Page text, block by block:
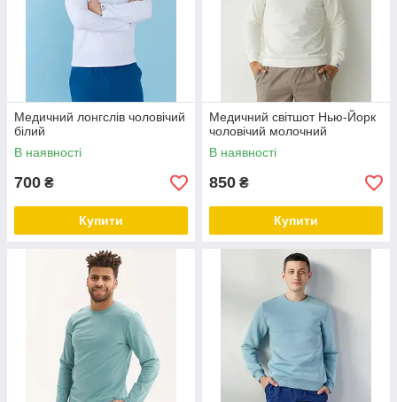
Медичний лонгслів чоловічий
білий
В наявності
700 ₴
Купити
Медичний світшот Нью-Йорк
чоловічий молочний
В наявності
850 ₴
Купити